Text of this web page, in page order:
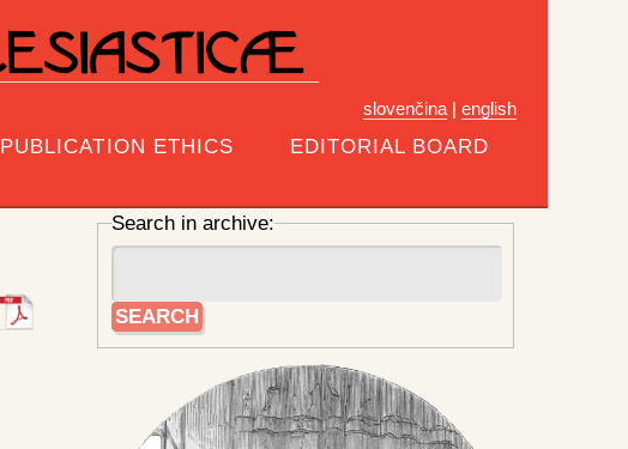
slovenčina |english
PUBLICATION ETHICS
EDITORIAL BOARD
Search in archive: